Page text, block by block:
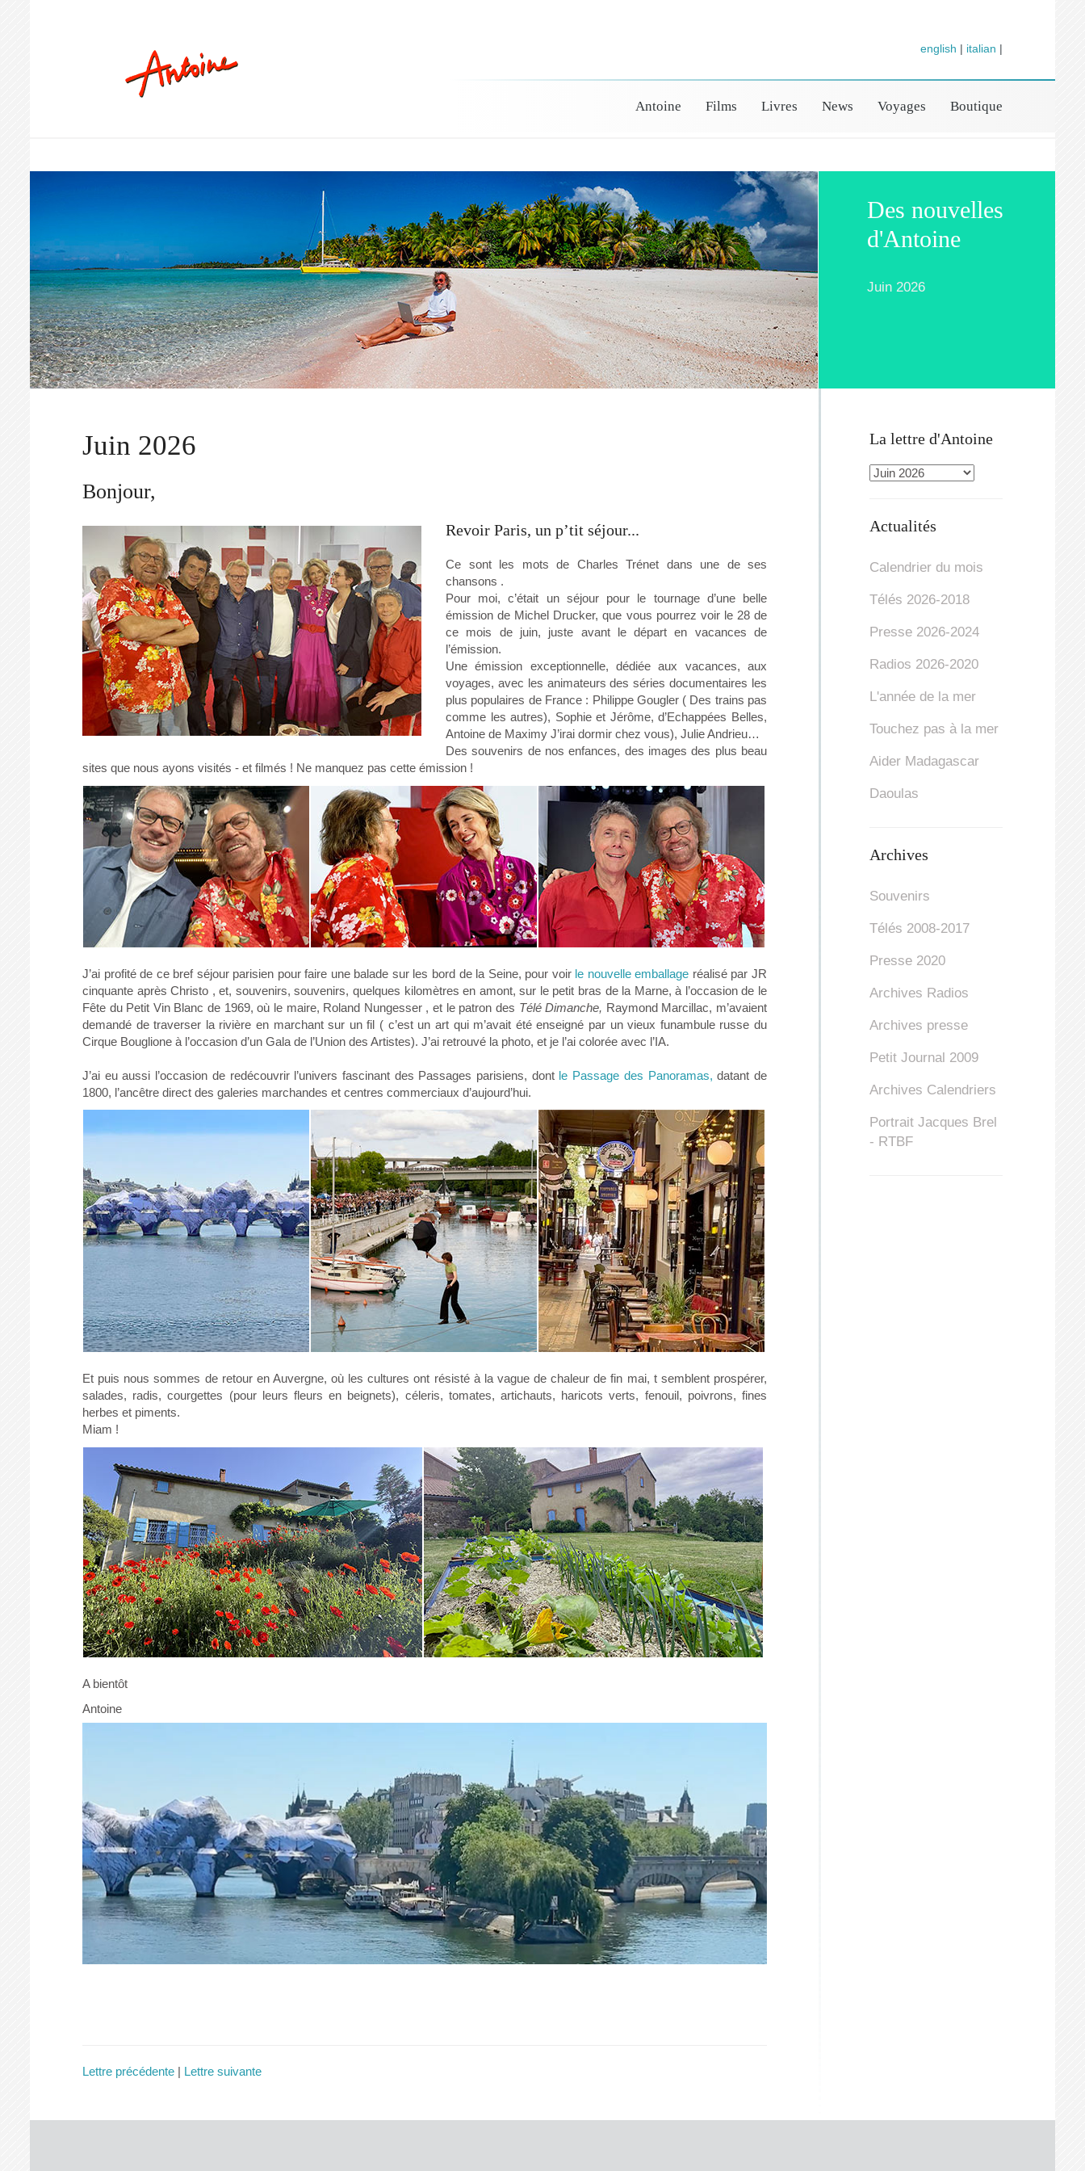
english | italian |
Boutique
Voyages
News
Livres
Films
Antoine
Des nouvelles
d'Antoine
Juin 2026
La lettre d'Antoine
Actualités
Calendrier du mois
Télés 2026-2018
Presse 2026-2024
Radios 2026-2020
L'année de la mer
Touchez pas à la mer
Aider Madagascar
Daoulas
Archives
Souvenirs
Télés 2008-2017
Presse 2020
Archives Radios
Archives presse
Petit Journal 2009
Archives Calendriers
Portrait Jacques Brel
- RTBF
Juin 2026
Bonjour,
Revoir Paris, un p’tit séjour...
Ce sont les mots de Charles Trénet dans une de ses
chansons .
Pour moi, c’était un séjour pour le tournage d’une belle
émission de Michel Drucker, que vous pourrez voir le 28 de
ce mois de juin, juste avant le départ en vacances de
l’émission.
Une émission exceptionnelle, dédiée aux vacances, aux
voyages, avec les animateurs des séries documentaires les
plus populaires de France : Philippe Gougler ( Des trains pas
comme les autres), Sophie et Jérôme, d’Echappées Belles,
Antoine de Maximy J’irai dormir chez vous), Julie Andrieu…
Des souvenirs de nos enfances, des images des plus beau
sites que nous ayons visités - et filmés ! Ne manquez pas cette émission !
J’ai profité de ce bref séjour parisien pour faire une balade sur les bord de la Seine, pour voir le nouvelle emballage réalisé par JR
cinquante après Christo , et, souvenirs, souvenirs, quelques kilomètres en amont, sur le petit bras de la Marne, à l’occasion de le
Fête du Petit Vin Blanc de 1969, où le maire, Roland Nungesser , et le patron des Télé Dimanche, Raymond Marcillac, m’avaient
demandé de traverser la rivière en marchant sur un fil ( c’est un art qui m’avait été enseigné par un vieux funambule russe du
Cirque Bouglione à l’occasion d’un Gala de l’Union des Artistes). J’ai retrouvé la photo, et je l’ai colorée avec l’IA.
J’ai eu aussi l’occasion de redécouvrir l’univers fascinant des Passages parisiens, dont le Passage des Panoramas, datant de
1800, l’ancêtre direct des galeries marchandes et centres commerciaux d’aujourd’hui.
Et puis nous sommes de retour en Auvergne, où les cultures ont résisté à la vague de chaleur de fin mai, t semblent prospérer,
salades, radis, courgettes (pour leurs fleurs en beignets), céleris, tomates, artichauts, haricots verts, fenouil, poivrons, fines
herbes et piments.
Miam !
A bientôt
Antoine
Lettre précédente | Lettre suivante